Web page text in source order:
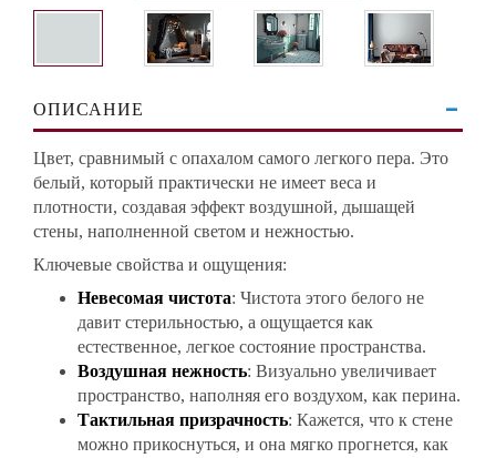
ОПИСАНИЕ
Цвет, сравнимый с опахалом самого легкого пера. Это
белый, который практически не имеет веса и
плотности, создавая эффект воздушной, дышащей
стены, наполненной светом и нежностью.
Ключевые свойства и ощущения:
Невесомая чистота: Чистота этого белого не
давит стерильностью, а ощущается как
естественное, легкое состояние пространства.
Воздушная нежность: Визуально увеличивает
пространство, наполняя его воздухом, как перина.
Тактильная призрачность: Кажется, что к стене
можно прикоснуться, и она мягко прогнется, как